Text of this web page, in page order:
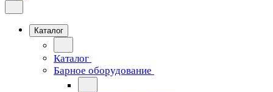
Каталог
Каталог
Барное оборудование